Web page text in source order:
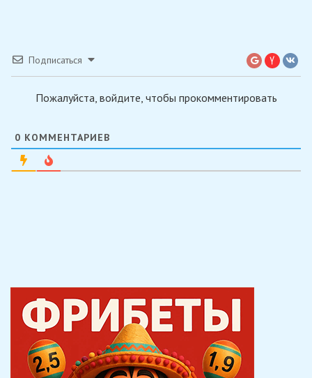
Подписаться
Пожалуйста, войдите, чтобы прокомментировать
0 КОММЕНТАРИЕВ